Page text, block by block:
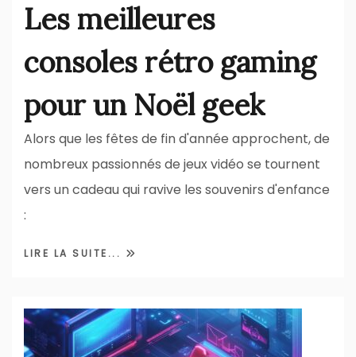
Les meilleures
consoles rétro gaming
pour un Noël geek
Alors que les fêtes de fin d'année approchent, de
nombreux passionnés de jeux vidéo se tournent
vers un cadeau qui ravive les souvenirs d'enfance
:
LIRE LA SUITE...